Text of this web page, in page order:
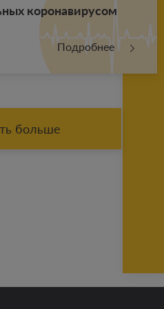
ко­ро­на­ви­ру­сом
Подробнее
больше